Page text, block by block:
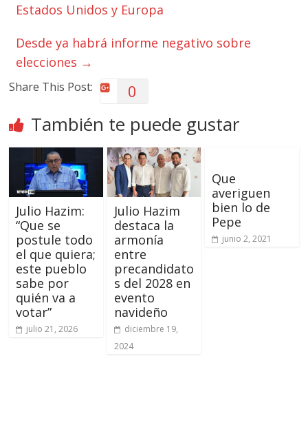
Estados Unidos y Europa
Desde ya habrá informe negativo sobre
elecciones →
Share This Post: 0
También te puede gustar
Julio Hazim:
“Que se
postule todo
el que quiera;
este pueblo
sabe por
quién va a
votar”
julio 21, 2026
Julio Hazim
destaca la
armonía
entre
precandidato
s del 2028 en
evento
navideño
diciembre 19,
2024
Que
averiguen
bien lo de
Pepe
junio 2, 2021